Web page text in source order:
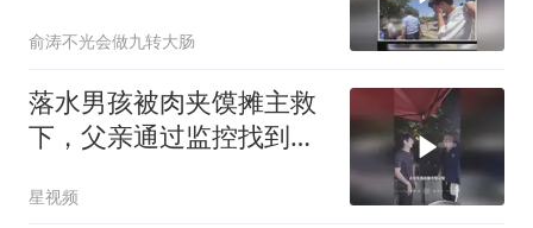
俞涛不光会做九转大肠
落水男孩被肉夹馍摊主救
下，父亲通过监控找到救
星视频